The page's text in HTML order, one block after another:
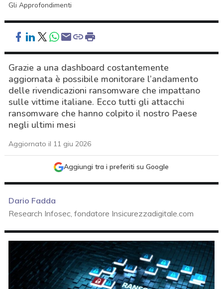
Gli Approfondimenti
Grazie a una dashboard costantemente
aggiornata è possibile monitorare l’andamento
delle rivendicazioni ransomware che impattano
sulle vittime italiane. Ecco tutti gli attacchi
ransomware che hanno colpito il nostro Paese
negli ultimi mesi
Aggiornato il 11 giu 2026
Aggiungi tra i preferiti su Google
Dario Fadda
Research Infosec, fondatore Insicurezzadigitale.com